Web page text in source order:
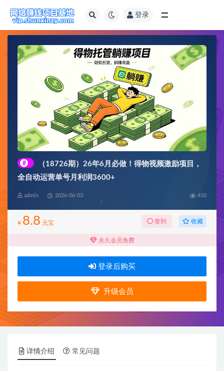
登录
#
（18726期）26年6月必做！得物视频激励项目，
全自动运营单号月利润3600+
admin 2026-06-03 450
¥ 8.8 元宝 签到 收藏
永久会员免费
登录后购买
升级会员
详情介绍 常见问题